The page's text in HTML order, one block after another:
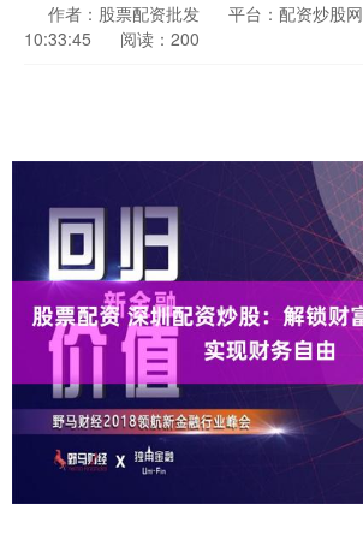
作者：股票配资批发 平台：配资炒股网
10:33:45
阅读：200